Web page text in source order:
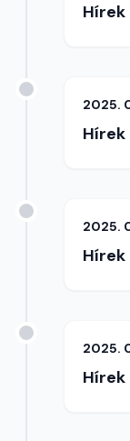
Hírek
2025.
Hírek
2025.
Hírek
2025.
Hírek